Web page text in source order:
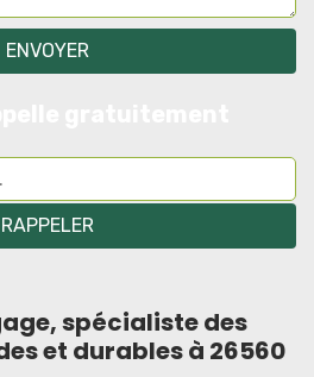
spécialiste des
et durables à 26560